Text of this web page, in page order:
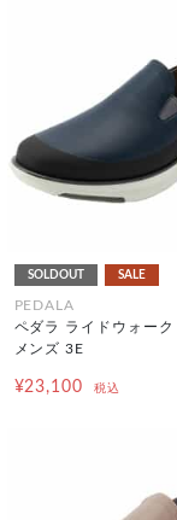
SOLDOUT SALE
PEDALA
ペダラ ライドウォーク
メンズ 3E
¥23,100 税込